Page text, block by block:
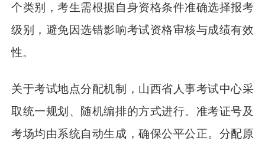
个类别，考生需根据自身资格条件准确选择报考
级别，避免因选错影响考试资格审核与成绩有效
性。
关于考试地点分配机制，山西省人事考试中心采
取统一规划、随机编排的方式进行。准考证号及
考场均由系统自动生成，确保公平公正。分配原